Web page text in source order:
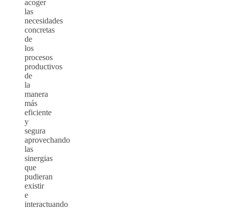
acoger
las
necesidades
concretas
de
los
procesos
productivos
de
la
manera
más
eficiente
y
segura
aprovechando
las
sinergias
que
pudieran
existir
e
interactuando